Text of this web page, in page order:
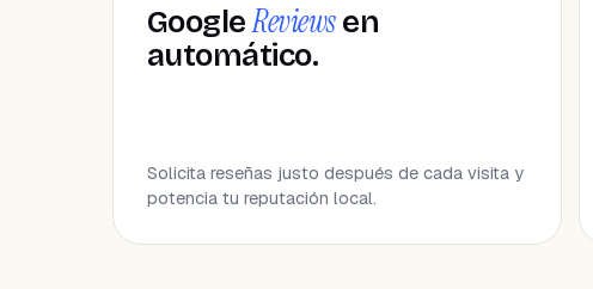
GoogleReviewsen
automático.
Solicita reseñas justo después de cada visita y
potencia tu reputación local.